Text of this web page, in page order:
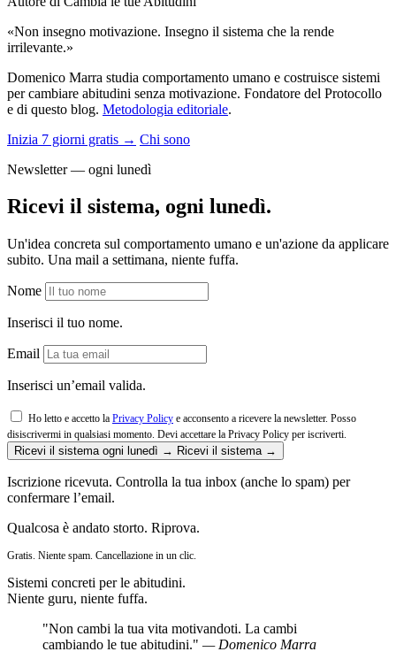
«Non insegno motivazione. Insegno il sistema che la rende
irrilevante.»
Domenico Marra studia comportamento umano e costruisce sistemi
per cambiare abitudini senza motivazione. Fondatore del Protocollo
e di questo blog. Metodologia editoriale.
Inizia 7 giorni gratis → Chi sono
Newsletter — ogni lunedì
Ricevi il sistema, ogni lunedì.
Un'idea concreta sul comportamento umano e un'azione da applicare
subito. Una mail a settimana, niente fuffa.
Nome
Inserisci il tuo nome.
Email
Inserisci un’email valida.
Ho letto e accetto la Privacy Policy e acconsento a ricevere la newsletter. Posso
disiscrivermi in qualsiasi momento.
Devi accettare la Privacy Policy per iscriverti.
Ricevi il sistema ogni lunedì → Ricevi il sistema →
Iscrizione ricevuta. Controlla la tua inbox (anche lo spam) per
confermare l’email.
Qualcosa è andato storto. Riprova.
Gratis. Niente spam. Cancellazione in un clic.
Sistemi concreti per le abitudini.
Niente guru, niente fuffa.
"Non cambi la tua vita motivandoti. La cambi
cambiando le tue abitudini." — Domenico Marra